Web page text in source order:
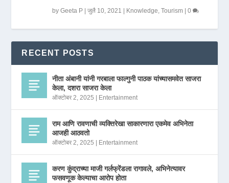
byGeeta P |जुलै 10, 2021 | Knowledge ,Tourism |0
RECENT POSTS
नीता अंबानी यांनी गरबाला फाल्गुनी पाठक यांच्यासमवेत साजरा
केला, दशरा साजरा केला
ऑक्टोबर 2, 2025 | Entertainment
राम आणि रावणाची व्यक्तिरेखा साकारणारा एकमेव अभिनेता
आजही आठवतो
ऑक्टोबर 2, 2025 | Entertainment
करण कुंद्राच्या माजी गर्लफ्रेंडला रागावले, अभिनेत्यावर
फसवणूक केल्याचा आरोप होता